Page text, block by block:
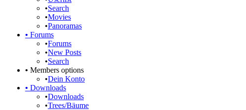
•Search
•Movies
•Panoramas
• Forums
•Forums
•New Posts
•Search
• Members options
•Dein Konto
• Downloads
•Downloads
•Trees/Bäume